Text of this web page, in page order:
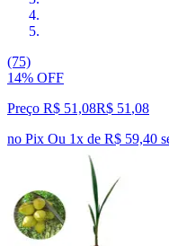
(75)
14% OFF
Preço R$ 51,08R$ 51 ,08
no Pix Ou 1x de R$ 59,40